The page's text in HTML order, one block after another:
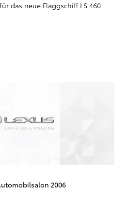
das neue Flaggschiff LS 460
2006